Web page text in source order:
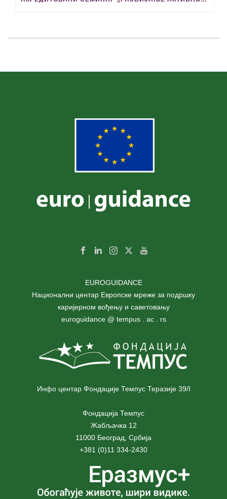
EUROGUIDANCE
Национални центар Европске мреже за подршку
каријерном вођењу и саветовању
euroguidance @ tempus . ac . rs
Инфо центар Фондације Темпус Теразије 39/I
Фондација Темпус
Жабљачка 12
11000 Београд, Србија
+381 (0)11 334-2430